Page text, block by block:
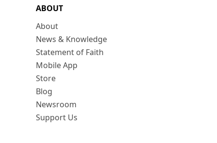
ABOUT
About
News & Knowledge
Statement of Faith
Mobile App
Store
Blog
Newsroom
Support Us